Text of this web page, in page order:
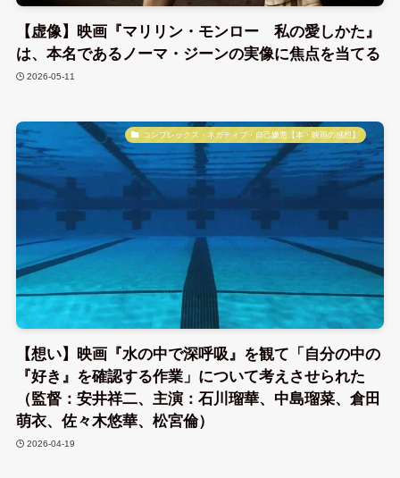
【虚像】映画『マリリン・モンロー 私の愛しかた』
は、本名であるノーマ・ジーンの実像に焦点を当てる
2026-05-11
コンプレックス・ネガティブ・自己嫌悪【本・映画の感想】
【想い】映画『水の中で深呼吸』を観て「自分の中の
『好き』を確認する作業」について考えさせられた
（監督：安井祥二、主演：石川瑠華、中島瑠菜、倉田
萌衣、佐々木悠華、松宮倫）
2026-04-19